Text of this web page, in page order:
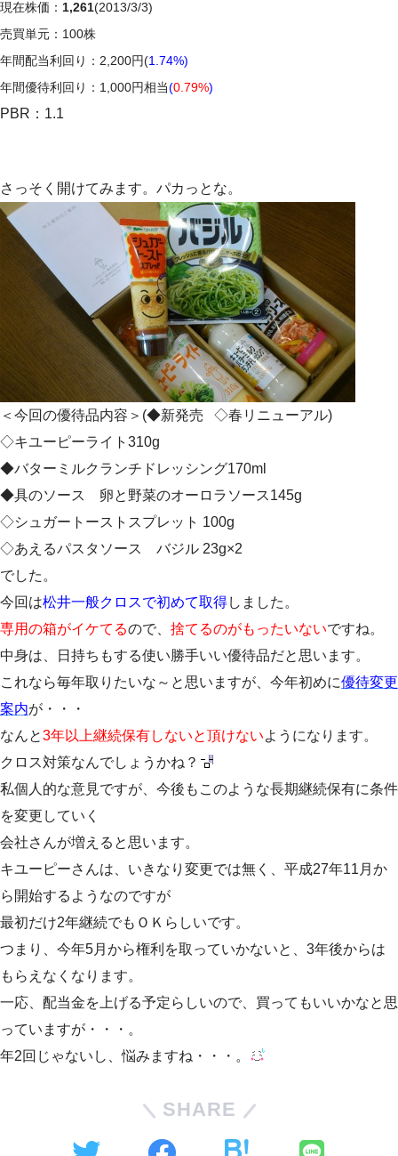
現在株価： 1,261(2013/3/3)
売買単元：100株
年間配当利回り：2,200円(1.74%)
年間優待利回り：1,000円相当(0.79%)
PBR：1.1
さっそく開けてみます。パカっとな。
＜今回の優待品内容＞(◆新発売 ◇春リニューアル)
◇キユーピーライト310g
◆バターミルクランチドレッシング170ml
◆具のソース 卵と野菜のオーロラソース145g
◇シュガートーストスプレット 100g
◇あえるパスタソース バジル 23g×2
でした。
今回は松井一般クロスで初めて取得しました。
専用の箱がイケてるので、 捨てるのがもったいないですね。
中身は、日持ちもする使い勝手いい優待品だと思います。
これなら毎年取りたいな～と思いますが、今年初めに優待変更
案内が・・・
なんと3年以上継続保有しないと頂けないようになります。
クロス対策なんでしょうかね？
私個人的な意見ですが、今後もこのような長期継続保有に条件
を変更していく
会社さんが増えると思います。
キユーピーさんは、いきなり変更では無く、平成27年11月か
ら開始するようなのですが
最初だけ2年継続でもＯＫらしいです。
つまり、今年5月から権利を取っていかないと、3年後からは
もらえなくなります。
一応、配当金を上げる予定らしいので、買ってもいいかなと思
っていますが・・・。
年2回じゃないし、悩みますね・・・。
SHARE